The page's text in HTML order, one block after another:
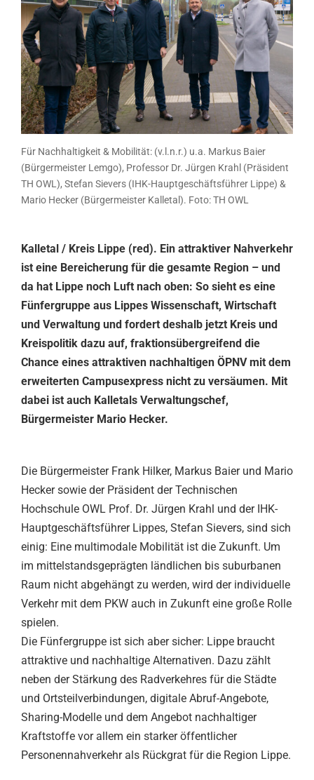
Für Nachhaltigkeit & Mobilität: (v.l.n.r.) u.a. Markus Baier
(Bürgermeister Lemgo), Professor Dr. Jürgen Krahl (Präsident
TH OWL), Stefan Sievers (IHK-Hauptgeschäftsführer Lippe) &
Mario Hecker (Bürgermeister Kalletal). Foto: TH OWL
Kalletal / Kreis Lippe (red). Ein attraktiver Nahverkehr
ist eine Bereicherung für die gesamte Region – und
da hat Lippe noch Luft nach oben: So sieht es eine
Fünfergruppe aus Lippes Wissenschaft, Wirtschaft
und Verwaltung und fordert deshalb jetzt Kreis und
Kreispolitik dazu auf, fraktionsübergreifend die
Chance eines attraktiven nachhaltigen ÖPNV mit dem
erweiterten Campusexpress nicht zu versäumen. Mit
dabei ist auch Kalletals Verwaltungschef,
Bürgermeister Mario Hecker.
Die Bürgermeister Frank Hilker, Markus Baier und Mario
Hecker sowie der Präsident der Technischen
Hochschule OWL Prof. Dr. Jürgen Krahl und der IHK-
Hauptgeschäftsführer Lippes, Stefan Sievers, sind sich
einig: Eine multimodale Mobilität ist die Zukunft. Um
im mittelstandsgeprägten ländlichen bis suburbanen
Raum nicht abgehängt zu werden, wird der individuelle
Verkehr mit dem PKW auch in Zukunft eine große Rolle
spielen.
Die Fünfergruppe ist sich aber sicher: Lippe braucht
attraktive und nachhaltige Alternativen. Dazu zählt
neben der Stärkung des Radverkehres für die Städte
und Ortsteilverbindungen, digitale Abruf-Angebote,
Sharing-Modelle und dem Angebot nachhaltiger
Kraftstoffe vor allem ein starker öffentlicher
Personennahverkehr als Rückgrat für die Region Lippe.